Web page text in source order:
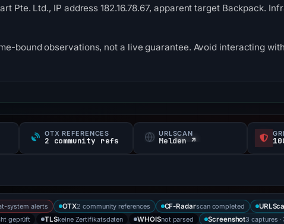
Pte. Ltd., IP address 182.16.78.67, apparent target Backpack.
bound observations, not a live guarantee. Avoid interacting
OTX REFERENCES
2 community refs
URLSCAN
Melden ↗
system alerts OTX2 community references CF-Radarscan completed
geprüft
TLSkeine Zertifikatsdaten WHOISnot parsed Screenshot3 captures ·